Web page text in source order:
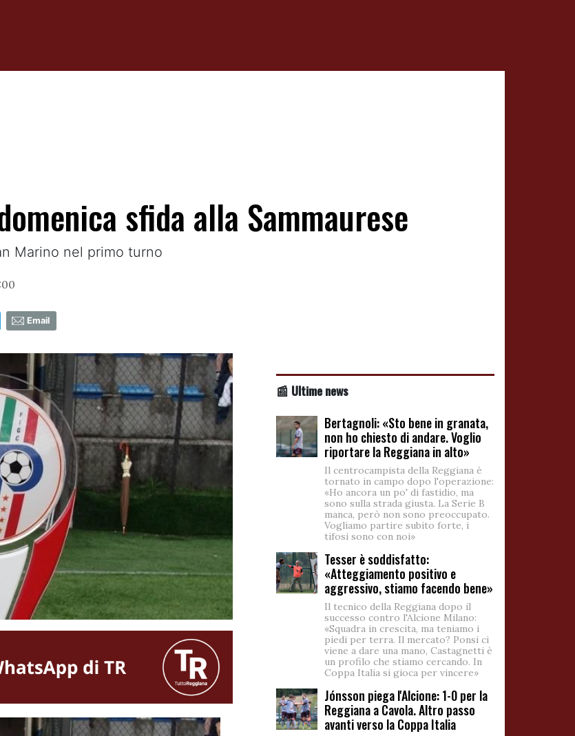
sfida alla Sammaurese
Marino nel primo turno
Email
📰 Ultime news
Bertagnoli: «Sto bene in granata,
non ho chiesto di andare. Voglio
riportare la Reggiana in alto»
Il centrocampista della Reggiana è
tornato in campo dopo l'operazione:
«Ho ancora un po' di fastidio, ma
sono sulla strada giusta. La Serie B
manca, però non sono preoccupato.
Vogliamo partire subito forte, i
tifosi sono con noi»
Tesser è soddisfatto:
«Atteggiamento positivo e
aggressivo, stiamo facendo bene»
Il tecnico della Reggiana dopo il
successo contro l'Alcione Milano:
«Squadra in crescita, ma teniamo i
piedi per terra. Il mercato? Ponsi ci
viene a dare una mano, Castagnetti è
un profilo che stiamo cercando. In
Coppa Italia si gioca per vincere»
Jónsson piega l'Alcione: 1-0 per la
Reggiana a Cavola. Altro passo
avanti verso la Coppa Italia